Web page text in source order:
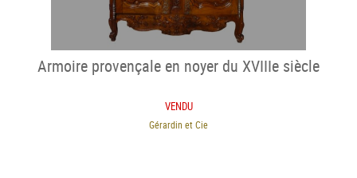
Armoire provençale en noyer du XVIIIe siècle
VENDU
Gérardin et Cie